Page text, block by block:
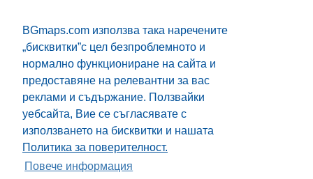
BGmaps.com използва така наречените
„бисквитки”с цел безпроблемното и
нормално функциониране на сайта и
предоставяне на релевантни за вас
реклами и съдържание. Ползвайки
уебсайта, Вие се съгласявате с
използването на бисквитки и нашата
Политика за поверителност.
Повече информация